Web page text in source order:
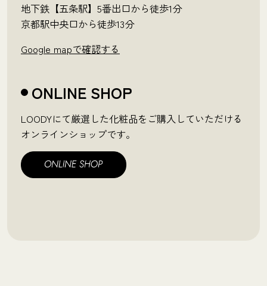
地下鉄【五条駅】5番出口から徒歩1分
京都駅中央口から徒歩13分
Google mapで確認する
ONLINE SHOP
LOODYにて厳選した化粧品をご購入していただける
オンラインショップです。